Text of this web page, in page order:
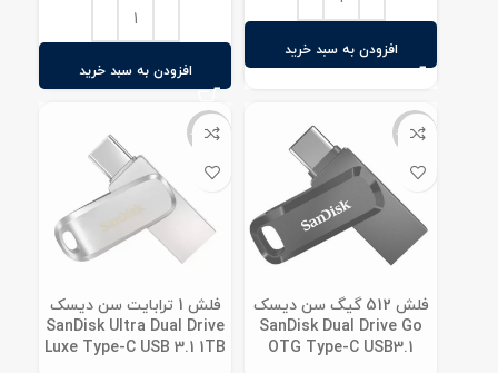
افزودن به سبد خرید
افزودن به سبد خرید
ناموجود
فلش 512 گیگ سن دیسک
SanDisk Dual Drive Go
OTG Type-C USB3.1
ناموجود
فلش 1 ترابایت سن دیسک
SanDisk Ultra Dual Drive
Luxe Type-C USB 3.1 1TB